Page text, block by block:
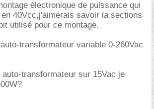
électronique de puissance qui
40Vcc,j'aimerais savoir la sections
utilisé pour ce montage.
transformateur variable 0-260Vac
transformateur sur 15Vac je